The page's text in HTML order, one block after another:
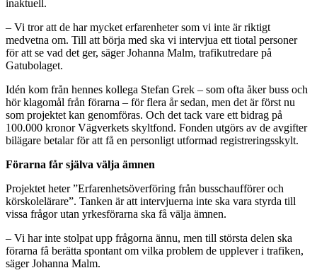
inaktuell.
– Vi tror att de har mycket erfarenheter som vi inte är riktigt
medvetna om. Till att börja med ska vi intervjua ett tiotal personer
för att se vad det ger, säger Johanna Malm, trafikutredare på
Gatubolaget.
Idén kom från hennes kollega Stefan Grek – som ofta åker buss och
hör klagomål från förarna – för flera år sedan, men det är först nu
som projektet kan genomföras. Och det tack vare ett bidrag på
100.000 kronor Vägverkets skyltfond. Fonden utgörs av de avgifter
bilägare betalar för att få en personligt utformad registreringsskylt.
Förarna får själva välja ämnen
Projektet heter ”Erfarenhetsöverföring från busschaufförer och
körskolelärare”. Tanken är att intervjuerna inte ska vara styrda till
vissa frågor utan yrkesförarna ska få välja ämnen.
– Vi har inte stolpat upp frågorna ännu, men till största delen ska
förarna få berätta spontant om vilka problem de upplever i trafiken,
säger Johanna Malm.